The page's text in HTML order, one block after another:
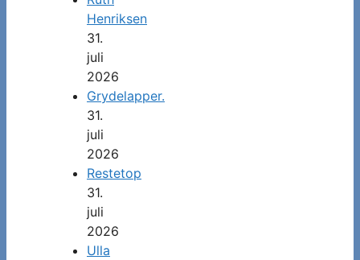
Henriksen
31.
juli
2026
Grydelapper.
31.
juli
2026
Restetop
31.
juli
2026
Ulla